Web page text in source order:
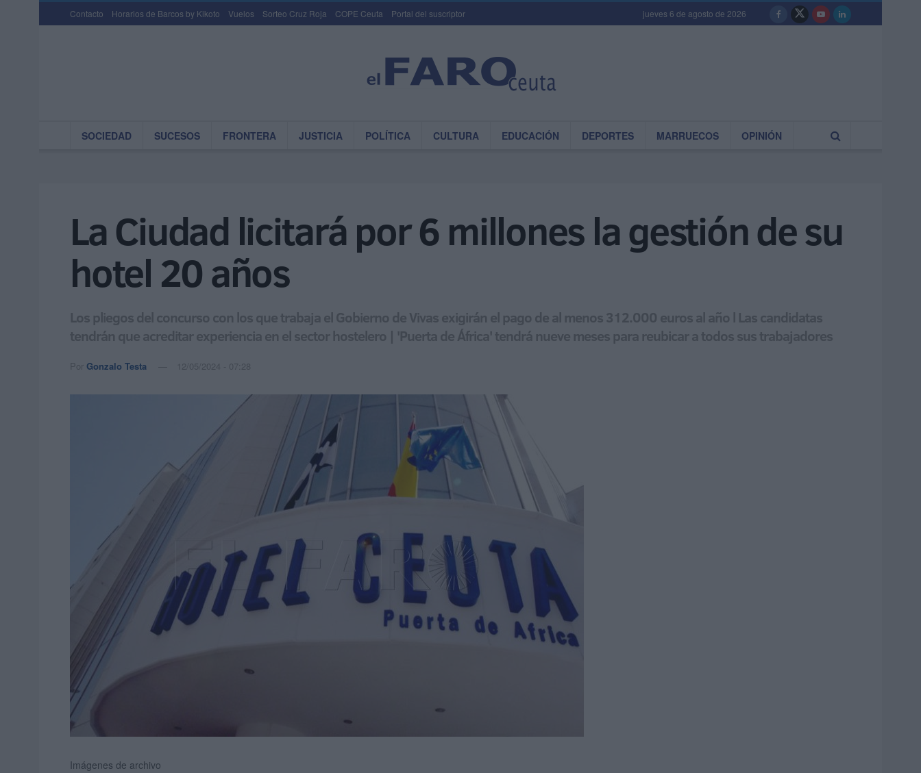
Contacto Horarios de Barcos by Kikoto Vuelos Sorteo Cruz Roja COPE Ceuta Portal del suscriptor jueves 6 de agosto de 2026
SOCIEDAD SUCESOS FRONTERA JUSTICIA POLÍTICA CULTURA EDUCACIÓN DEPORTES MARRUECOS OPINIÓN
La Ciudad licitará por 6 millones la gestión de su
hotel 20 años
Los pliegos del concurso con los que trabaja el Gobierno de Vivas exigirán el pago de al menos 312.000 euros al año l Las candidatas
tendrán que acreditar experiencia en el sector hostelero | 'Puerta de África' tendrá nueve meses para reubicar a todos sus trabajadores
Por Gonzalo Testa 12/05/2024 - 07:28
Imágenes de archivo